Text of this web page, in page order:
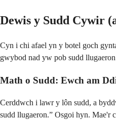
Dewis y Sudd Cywir
Cyn i chi afael yn y botel goch
gwybod nad yw pob sudd
Math o Sudd: Ewch am
Cerddwch i lawr y lôn sudd, a
sudd llugaeron.” Osgoi hyn. Mae'r